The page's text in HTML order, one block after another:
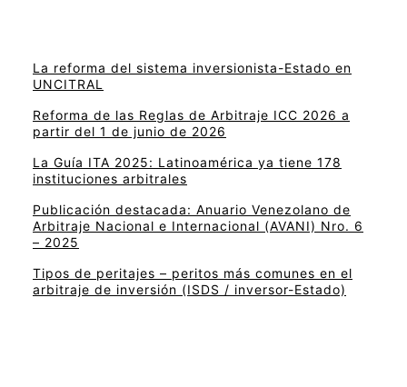
La reforma del sistema inversionista-Estado en
UNCITRAL
Reforma de las Reglas de Arbitraje ICC 2026 a
partir del 1 de junio de 2026
La Guía ITA 2025: Latinoamérica ya tiene 178
instituciones arbitrales
Publicación destacada: Anuario Venezolano de
Arbitraje Nacional e Internacional (AVANI) Nro. 6
– 2025
Tipos de peritajes – peritos más comunes en el
arbitraje de inversión (ISDS / inversor-Estado)